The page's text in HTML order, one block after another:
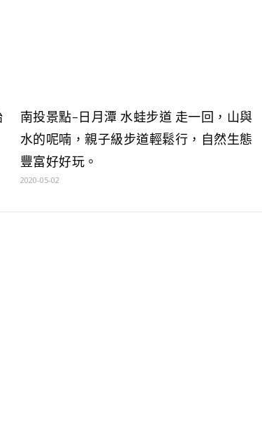
南投景點-日月潭 水蛙步道 走一回，山與
水的呢喃，親子級步道輕鬆行，自然生態
豐富好好玩。
2020-05-02